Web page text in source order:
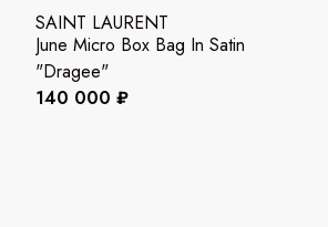
SAINT LAURENT
June Micro Box Bag In Satin
"Dragee"
140 000 ₽